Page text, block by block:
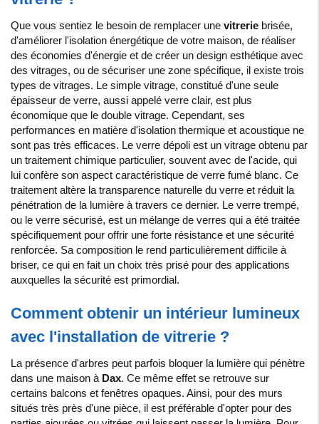
Que vous sentiez le besoin de remplacer une vitrerie brisée,
d'améliorer l'isolation énergétique de votre maison, de réaliser
des économies d'énergie et de créer un design esthétique avec
des vitrages, ou de sécuriser une zone spécifique, il existe trois
types de vitrages. Le simple vitrage, constitué d'une seule
épaisseur de verre, aussi appelé verre clair, est plus
économique que le double vitrage. Cependant, ses
performances en matière d'isolation thermique et acoustique ne
sont pas très efficaces. Le verre dépoli est un vitrage obtenu par
un traitement chimique particulier, souvent avec de l'acide, qui
lui confère son aspect caractéristique de verre fumé blanc. Ce
traitement altère la transparence naturelle du verre et réduit la
pénétration de la lumière à travers ce dernier. Le verre trempé,
ou le verre sécurisé, est un mélange de verres qui a été traitée
spécifiquement pour offrir une forte résistance et une sécurité
renforcée. Sa composition le rend particulièrement difficile à
briser, ce qui en fait un choix très prisé pour des applications
auxquelles la sécurité est primordial.
Comment obtenir un intérieur lumineux
avec l'installation de vitrerie ?
La présence d'arbres peut parfois bloquer la lumière qui pénètre
dans une maison à Dax. Ce même effet se retrouve sur
certains balcons et fenêtres opaques. Ainsi, pour des murs
situés très près d'une pièce, il est préférable d'opter pour des